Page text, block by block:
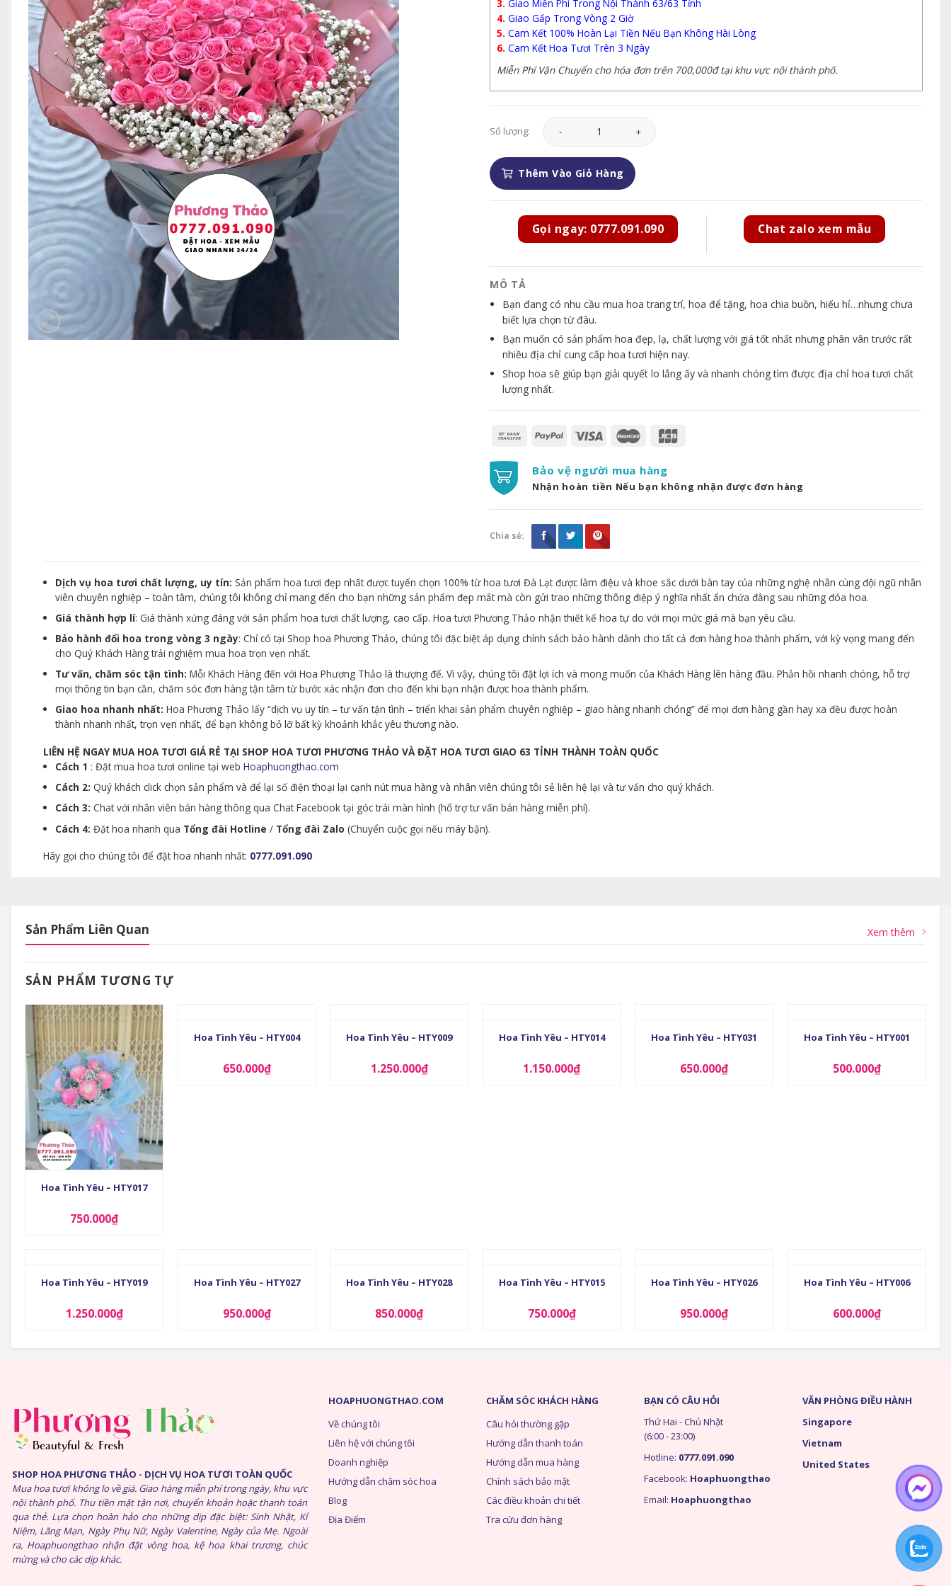
3. Giao Miễn Phí Trong Nội Thành 63/63 Tỉnh
4. Giao Gấp Trong Vòng 2 Giờ
5. Cam Kết 100% Hoàn Lại Tiền Nếu Bạn Không Hài Lòng
6. Cam Kết Hoa Tươi Trên 3 Ngày
Miễn Phí Vận Chuyển cho hóa đơn trên 700,000đ tại khu vực nội thành phố.
Số lượng:
Hoa Tình Yêu - HTY237 số lượng
Thêm Vào Giỏ Hàng
Gọi ngay: 0777.091.090 Chat zalo xem mẫu
MÔ TẢ
Bạn đang có nhu cầu mua hoa trang trí, hoa để tặng, hoa chia buồn, hiếu hỉ…nhưng chưa
biết lựa chọn từ đâu.
Bạn muốn có sản phẩm hoa đẹp, lạ, chất lượng với giá tốt nhất nhưng phân vân trước rất
nhiều địa chỉ cung cấp hoa tươi hiện nay.
Shop hoa sẽ giúp bạn giải quyết lo lắng ấy và nhanh chóng tìm được địa chỉ hoa tươi chất
lượng nhất.
Bảo vệ người mua hàng
Nhận hoàn tiền Nếu bạn không nhận được đơn hàng
Chia sẻ:
Dịch vụ hoa tươi chất lượng, uy tín: Sản phẩm hoa tươi đẹp nhất được tuyển chọn 100% từ hoa tươi Đà Lạt được làm điệu và khoe sắc dưới bàn tay của những nghệ nhân cùng đội ngũ nhân
viên chuyên nghiệp – toàn tâm, chúng tôi không chỉ mang đến cho bạn những sản phẩm đẹp mắt mà còn gửi trao những thông điệp ý nghĩa nhất ẩn chứa đằng sau những đóa hoa.
Giá thành hợp lí: Giá thành xứng đáng với sản phẩm hoa tươi chất lượng, cao cấp. Hoa tươi Phương Thảo nhận thiết kế hoa tự do với mọi mức giá mà bạn yêu cầu.
Bảo hành đổi hoa trong vòng 3 ngày: Chỉ có tại Shop hoa Phương Thảo, chúng tôi đặc biệt áp dụng chính sách bảo hành dành cho tất cả đơn hàng hoa thành phẩm, với kỳ vọng mang đến
cho Quý Khách Hàng trải nghiệm mua hoa trọn vẹn nhất.
Tư vấn, chăm sóc tận tình: Mỗi Khách Hàng đến với Hoa Phương Thảo là thượng đế. Vì vậy, chúng tôi đặt lợi ích và mong muốn của Khách Hàng lên hàng đầu. Phản hồi nhanh chóng, hỗ trợ
mọi thông tin bạn cần, chăm sóc đơn hàng tận tâm từ bước xác nhận đơn cho đến khi bạn nhận được hoa thành phẩm.
Giao hoa nhanh nhất: Hoa Phương Thảo lấy “dịch vụ uy tín – tư vấn tận tình – triển khai sản phẩm chuyên nghiệp – giao hàng nhanh chóng” để mọi đơn hàng gần hay xa đều được hoàn
thành nhanh nhất, trọn vẹn nhất, để bạn không bỏ lỡ bất kỳ khoảnh khắc yêu thương nào.
LIÊN HỆ NGAY MUA HOA TƯƠI GIÁ RẺ TẠI SHOP HOA TƯƠI PHƯƠNG THẢO VÀ ĐẶT HOA TƯƠI GIAO 63 TỈNH THÀNH TOÀN QUỐC
Cách 1 : Đặt mua hoa tươi online tại webHoaphuongthao.com
Cách 2: Quý khách click chọn sản phẩm và để lại số điện thoại lại cạnh nút mua hàng và nhân viên chúng tôi sẻ liên hệ lại và tư vấn cho quý khách.
Cách 3: Chat với nhân viên bán hàng thông qua Chat Facebook tại góc trái màn hình (hổ trợ tư vấn bán hàng miễn phí).
Cách 4: Đặt hoa nhanh qua Tổng đài Hotline / Tổng đài Zalo (Chuyển cuộc gọi nếu máy bận).
Hãy gọi cho chúng tôi để đặt hoa nhanh nhất: 0777.091.090
Sản Phẩm Liên Quan Xem thêm
SẢN PHẨM TƯƠNG TỰ
+
Hoa Tình Yêu – HTY017
750.000₫
Hoa Tình Yêu – HTY004
650.000₫
Hoa Tình Yêu – HTY009
1.250.000₫
Hoa Tình Yêu – HTY014
1.150.000₫
Hoa Tình Yêu – HTY031
650.000₫
Hoa Tình Yêu – HTY001
500.000₫
Hoa Tình Yêu – HTY019
1.250.000₫
Hoa Tình Yêu – HTY027
950.000₫
Hoa Tình Yêu – HTY028
850.000₫
Hoa Tình Yêu – HTY015
750.000₫
Hoa Tình Yêu – HTY026
950.000₫
Hoa Tình Yêu – HTY006
600.000₫
SHOP HOA PHƯƠNG THẢO - DỊCH VỤ HOA TƯƠI TOÀN QUỐC
Mua hoa tươi không lo về giá. Giao hàng miễn phí trong ngày, khu vực
nội thành phố. Thu tiền mặt tận nơi, chuyển khoản hoặc thanh toán
qua thẻ. Lựa chọn hoàn hảo cho những dịp đặc biệt: Sinh Nhật, Kỉ
Niệm, Lãng Mạn, Ngày Phụ Nữ, Ngày Valentine, Ngày của Mẹ. Ngoài
ra, Hoaphuongthao nhận đặt vòng hoa, kệ hoa khai trương, chúc
mừng và cho các dịp khác.
HOAPHUONGTHAO.COM
Về chúng tôi
Liên hệ với chúng tôi
Doanh nghiệp
Hướng dẫn chăm sóc hoa
Blog
Địa Điểm
CHĂM SÓC KHÁCH HÀNG
Câu hỏi thường gặp
Hướng dẫn thanh toán
Hướng dẫn mua hàng
Chính sách bảo mật
Các điều khoản chi tiết
Tra cứu đơn hàng
BẠN CÓ CÂU HỎI
Thứ Hai - Chủ Nhật
(6:00 - 23:00)
Hotline: 0777.091.090
Facebook: Hoaphuongthao
Email: Hoaphuongthao
VĂN PHÒNG ĐIỀU HÀNH
Singapore
Vietnam
United States